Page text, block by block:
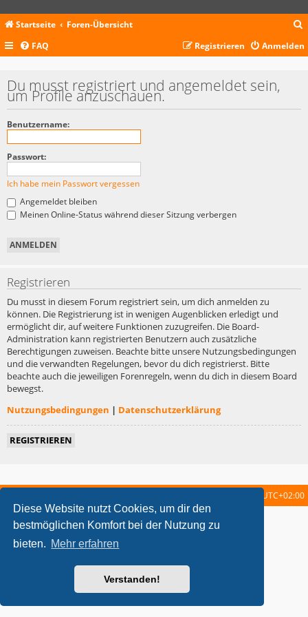
Diese Website nutzt Cookies, um dir den
bestmöglichen Komfort bei der Nutzung zu
bieten. Mehr erfahren
Verstanden!
Startseite Foren-Übersicht
c
FAQ Anmelden
Registrieren
Du musst registriert und angemeldet sein,
um Profile anzuschauen.
Benutzername:
Passwort:
Ich habe mein Passwort vergessen
Angemeldet bleiben
Meinen Online-Status während dieser Sitzung verbergen
Registrieren
Du musst in diesem Forum registriert sein, um dich anmelden zu
können. Die Registrierung ist in wenigen Augenblicken erledigt und
ermöglicht dir, auf weitere Funktionen zuzugreifen. Die Board-
Administration kann registrierten Benutzern auch zusätzliche
Berechtigungen zuweisen. Beachte bitte unsere Nutzungsbedingungen
und die verwandten Regelungen, bevor du dich registrierst. Bitte
beachte auch die jeweiligen Forenregeln, wenn du dich in diesem Board
bewegst.
Nutzungsbedingungen | Datenschutzerklärung
REGISTRIEREN
UTC+02:00
metrolike style by Eric Seguin Updated for phpBB3.2 by
Powered byphpBB ® Forum Software © phpBB Limited
Deutsche Übersetzung durch